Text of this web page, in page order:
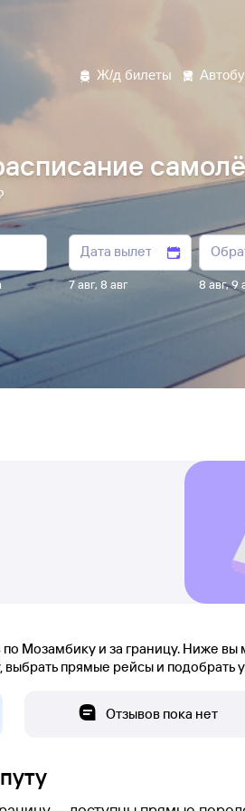
Ж/д билеты
7 авг, 8 авг 8 авг,9
Мозамбику и за границу. Ниже
прямые рейсы и подобрать
Отзывов пока нет